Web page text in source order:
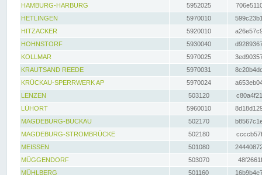
HAMBURG-HARBURG
5952025
HETLINGEN
5970010
HITZACKER
5920010
HOHNSTORF
5930040
KOLLMAR
5970025
KRAUTSAND REEDE
5970031
KRÜCKAU-SPERRWERK AP
5970024
LENZEN
503120
LÜHORT
5960010
MAGDEBURG-BUCKAU
502170
MAGDEBURG-STROMBRÜCKE
502180
MEISSEN
501080
MÜGGENDORF
503070
MÜHLBERG
501160